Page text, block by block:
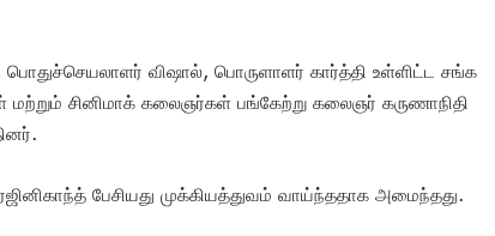
பொதுச்செயலாளர் விஷால், பொருளாளர் கார்த்தி உள்ளிட்ட சங்க
மற்றும் சினிமாக் கலைஞர்கள் பங்கேற்று கலைஞர் கருணாநிதி
பேசியது முக்கியத்துவம் வாய்ந்ததாக அமைந்தது.